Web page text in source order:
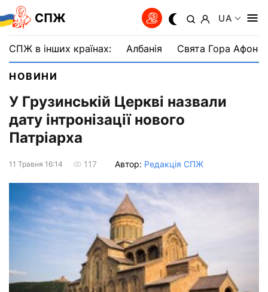
СПЖ UA
СПЖ в інших країнах: Албанія Свята Гора Афон
НОВИНИ
У Грузинській Церкві назвали
дату інтронізації нового
Патріарха
11 Травня 16:14 117 Автор: Редакція СПЖ